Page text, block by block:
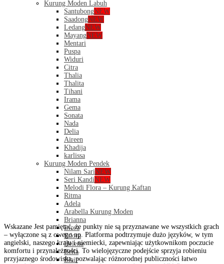
Kurung Moden Labuh
SantubongNEW
SaadongNEW
LedangNEW
MayangNEW
Mentari
Puspa
Widuri
Citra
Thalia
Thalita
Tihani
Irama
Gema
Sonata
Nada
Delia
Aireen
Khadija
karlissa
Kurung Moden Pendek
Nilam SariNEW
Seri KandiNEW
Melodi Flora – Kurung Kaftan
Ritma
Adela
Arabella Kurung Moden
Brianna
Liora
Edora
Helena
Bella
Blair
Wskazane Jest pamiętać, że punkty nie są przyznawane we wszystkich grach
– wyłączone są z owego np. Platforma podtrzymuje dużo języków, w tym
angielski, naszego kraju i niemiecki, zapewniając użytkownikom poczucie
komfortu i przynależności. To wielojęzyczne podejście sprzyja robieniu
przyjaznego środowiska, pozwalając różnorodnej publiczności łatwo